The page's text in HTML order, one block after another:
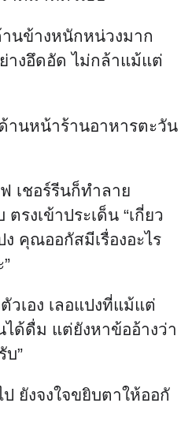
นข้างหนักหน่วงมาก
างอึดอัด ไม่กล้าแม้แต่
านหน้าร้านอาหารตะวัน
เชอร์รีนก็ทำลาย
รงเข้าประเด็น “เกี่ยว
ง คุณออกัสมีเรื่องอะไร
เอง เลอแปงที่แม้แต่
ด้ดื่ม แต่ยังหาข้ออ้างว่า
บ”
ยังจงใจขยิบตาให้ออกั